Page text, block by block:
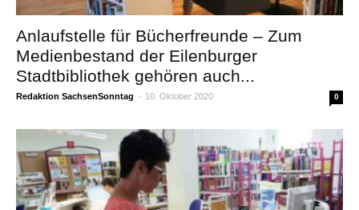
Anlaufstelle für Bücherfreunde – Zum
Medienbestand der Eilenburger
Stadtbibliothek gehören auch...
Redaktion SachsenSonntag - 10. Oktober 2020 0